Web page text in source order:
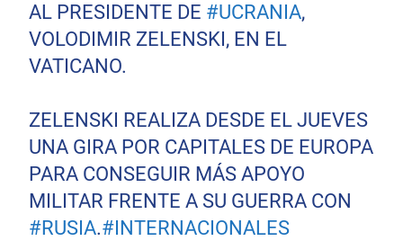
AL PRESIDENTE DE #UCRANIA,
VOLODIMIR ZELENSKI, EN EL
VATICANO.
ZELENSKI REALIZA DESDE EL JUEVES
UNA GIRA POR CAPITALES DE EUROPA
PARA CONSEGUIR MÁS APOYO
MILITAR FRENTE A SU GUERRA CON
#RUSIA.#INTERNACIONALES